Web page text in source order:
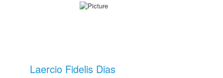
Laercio Fidelis Dias